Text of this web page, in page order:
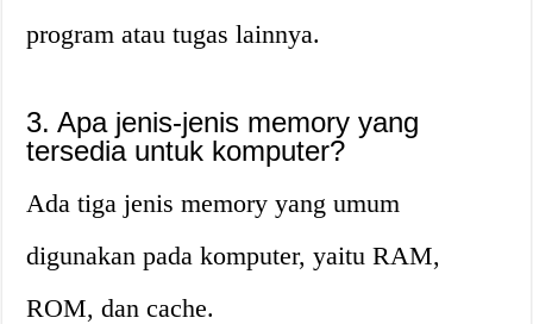
program atau tugas lainnya.
3. Apa jenis-jenis memory yang
tersedia untuk komputer?
Ada tiga jenis memory yang umum
digunakan pada komputer, yaitu RAM,
ROM, dan cache.